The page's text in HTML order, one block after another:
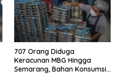
707 Orang Diduga
Keracunan MBG Hingga
Semarang, Bahan Konsumsi